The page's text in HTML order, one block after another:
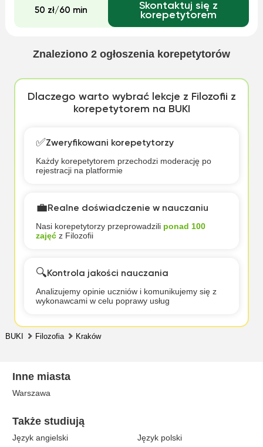
egzaminów, zaliczeń, w pisaniu prac wszelkich. Moja dewiza
50 zł/60 min
Skontaktuj się z
korepetytorem
Znaleziono 2 ogłoszenia korepetytorów
Dlaczego warto wybrać lekcje z Filozofii z
korepetytorem na BUKI
✅Zweryfikowani korepetytorzy
Każdy korepetytorem przechodzi moderację po
rejestracji na platformie
💼Realne doświadczenie w nauczaniu
Nasi korepetytorzy przeprowadzili ponad 100
zajęćz Filozofii
🔍Kontrola jakości nauczania
Analizujemy opinie uczniów i komunikujemy się z
wykonawcami w celu poprawy usług
BUKI Filozofia Kraków
Inne miasta
Warszawa
Także studiują
Język angielski Język polski